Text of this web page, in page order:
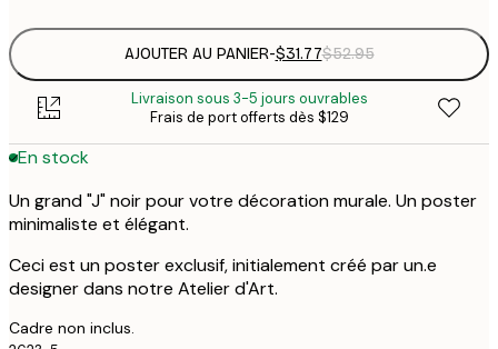
AJOUTER AU PANIER-$31.77$52.95
Livraison sous 3-5 jours ouvrables
Frais de port offerts dès $129
En stock
Un grand "J" noir pour votre décoration murale. Un poster
minimaliste et élégant.
Ceci est un poster exclusif, initialement créé par un.e
designer dans notre Atelier d'Art.
Cadre non inclus.